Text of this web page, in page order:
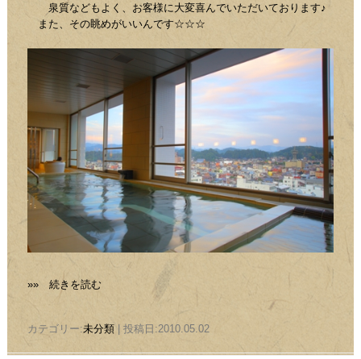
泉質などもよく、お客様に大変喜んでいただいております♪
また、その眺めがいいんです☆☆☆
»» 続きを読む
カテゴリー:未分類| 投稿日:2010.05.02